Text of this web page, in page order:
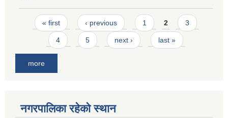
Pages
« first ‹ previous 1 2 3
4 5 next › last »
more
नगरपालिका रहेको स्थान